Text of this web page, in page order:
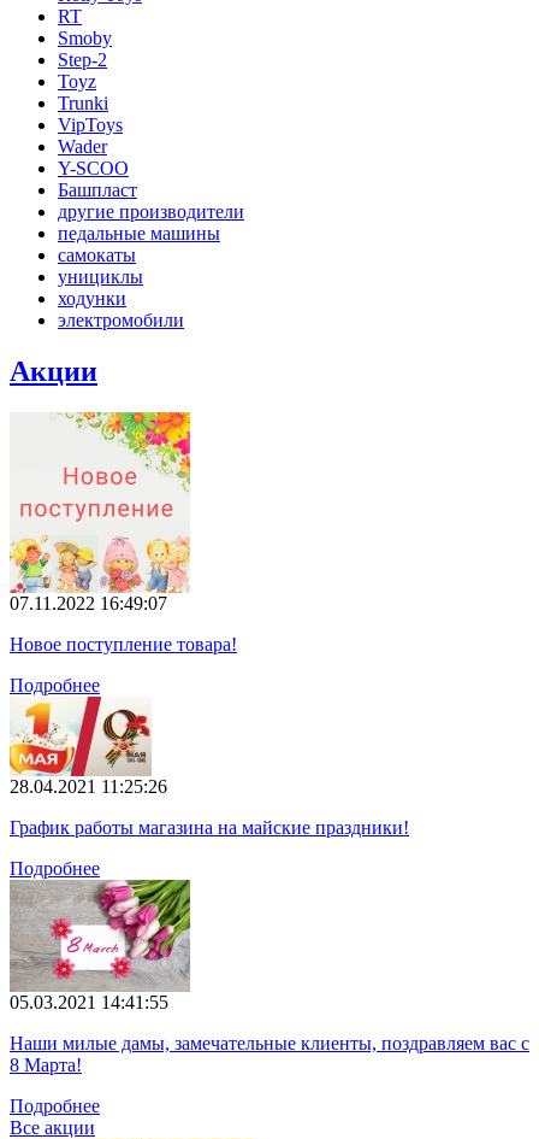
RT
Smoby
Step-2
Toyz
Trunki
VipToys
Wader
Y-SCOO
Башпласт
другие производители
педальные машины
самокаты
унициклы
ходунки
электромобили
Акции
07.11.2022 16:49:07
Новое поступление товара!
Подробнее
28.04.2021 11:25:26
График работы магазина на майские праздники!
Подробнее
05.03.2021 14:41:55
Наши милые дамы, замечательные клиенты, поздравляем вас с
8 Марта!
Подробнее
Все акции